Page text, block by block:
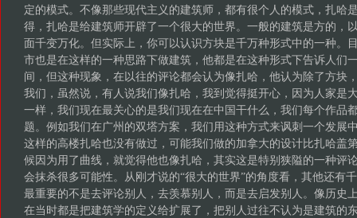
定的模式。不像那些现代主义的建筑师，都有很个人的模式，扎哈
得，扎哈是给建筑师开辟了一个很大的世界。一般的建筑是方的，
面千变万化。但实际上，你可以认识方块是千万种形式中的一种。
市也是在这样的一种思路下做建筑，他都是在这种形式下告诉人们
间，但这种现象，在以往的评论都会认为像扎哈，他认为除了方块
我们，虽然说，有人说我们像扎哈，我到觉得挺开心，因为人家是
一样，我们现在最关心的是我们现在在中国干什么，我们每个作品
题。例如我们在广州的双塔方案，我们用这种方式来讽刺一个发展
这样的高楼扎哈也没有做过，可能我们做的加拿大的设计比扎哈盖
候因为用了曲线，就觉得他也像扎哈，其实这是特别狭隘的一种评
会抹杀很多可能性。从刚才说的“很大的世界”的角度看，其他还有
最重要的不是去评论别人，去羡慕别人，而是去启发别人。像历史
在当时都是把建筑学的定义给扩展了，把别人过往不认为是建筑的